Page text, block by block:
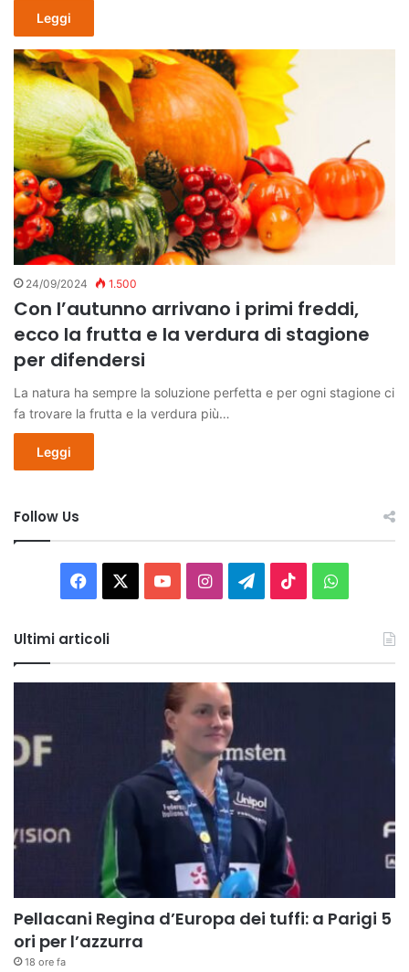
Leggi
24/09/2024 1.500
Con l’autunno arrivano i primi freddi,
ecco la frutta e la verdura di stagione
per difendersi
La natura ha sempre la soluzione perfetta e per ogni stagione ci
fa trovare la frutta e la verdura più…
Leggi
Follow Us
Facebook You InstagramTelegram
TikTok
Ultimi articoli
Pellacani Regina d’Europa dei tuffi: a Parigi 5
ori per l’azzurra
18 ore fa